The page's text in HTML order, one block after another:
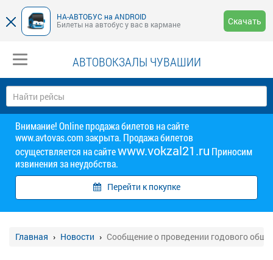
НА-АВТОБУС на ANDROID
Билеты на автобус у вас в кармане
Скачать
АВТОВОКЗАЛЫ ЧУВАШИИ
Внимание! Online продажа билетов на сайте
www.avtovas.com закрыта. Продажа билетов
осуществляется на сайтеwww.vokzal21.ru Приносим
извинения за неудобства.
Перейти к покупке
Главная Новости Сообщение о проведении годового